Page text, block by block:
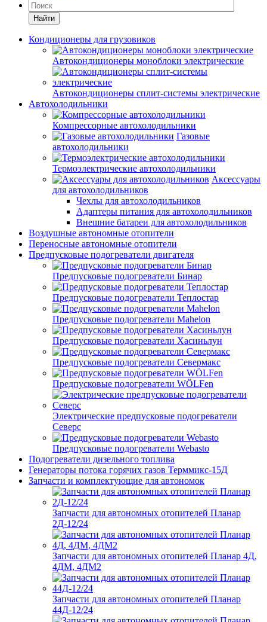
Найти
Кондиционеры для грузовиков
Автокондиционеры моноблоки электрические
Автокондиционеры сплит-системы электрические
Автохолодильники
Компрессорные автохолодильники
Газовые
автохолодильники
Термоэлектрические автохолодильники
Аксессуары
для автохолодильников
Чехлы для автохолодильников
Адаптеры питания для автохолодильников
Внешние батареи для автохолодильников
Воздушные автономные отопители
Переносные автономные отопители
Предпусковые подогреватели двигателя
Предпусковые подогреватели Бинар
Предпусковые подогреватели Теплостар
Предпусковые подогреватели Mahelon
Предпусковые подогреватели Хасиньлун
Предпусковые подогреватели Севермакс
Предпусковые подогреватели WÖLFen
Электрические предпусковые подогреватели
Северс
Предпусковые подогреватели Webasto
Подогреватели дизельного топлива
Генераторы потока горячих газов Терммикс-15Д
Запчасти и комплектующие для автономок
Запчасти для автономных отопителей Планар
2Д-12/24
Запчасти для автономных отопителей Планар 4Д,
4ДМ, 4ДМ2
Запчасти для автономных отопителей Планар
44Д-12/24